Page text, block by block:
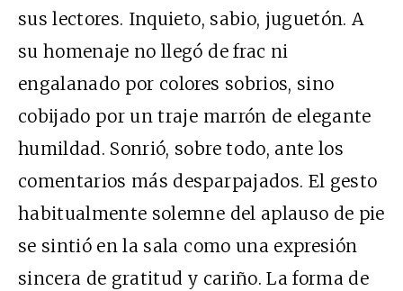
sus lectores. Inquieto, sabio, juguetón. A
su homenaje no llegó de frac ni
engalanado por colores sobrios, sino
cobijado por un traje marrón de elegante
humildad. Sonrió, sobre todo, ante los
comentarios más desparpajados. El gesto
habitualmente solemne del aplauso de pie
se sintió en la sala como una expresión
sincera de gratitud y cariño. La forma de